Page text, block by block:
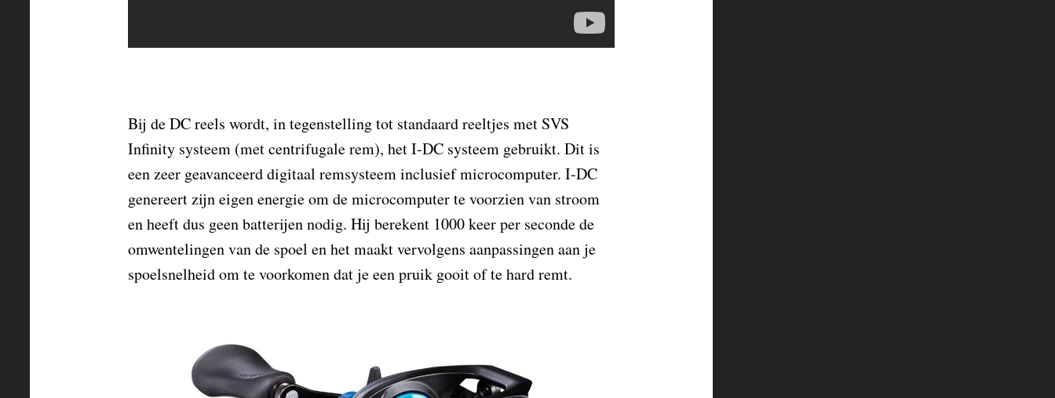
Bij de DC reels wordt, in tegenstelling tot standaard reeltjes met SVS
Infinity systeem (met centrifugale rem), het I-DC systeem gebruikt. Dit is
een zeer geavanceerd digitaal remsysteem inclusief microcomputer. I-DC
genereert zijn eigen energie om de microcomputer te voorzien van stroom
en heeft dus geen batterijen nodig. Hij berekent 1000 keer per seconde de
omwentelingen van de spoel en het maakt vervolgens aanpassingen aan je
spoelsnelheid om te voorkomen dat je een pruik gooit of te hard remt.